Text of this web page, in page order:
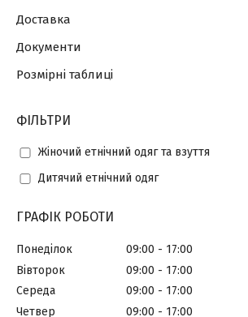
Доставка
Документи
Розмірні таблиці
ФІЛЬТРИ
Жіночий етнічний одяг та взуття
Дитячий етнічний одяг
ГРАФІК РОБОТИ
Понеділок 09:00
17:00
Вівторок
09:00
17:00
Середа
09:00
17:00
Четвер
09:00
17:00